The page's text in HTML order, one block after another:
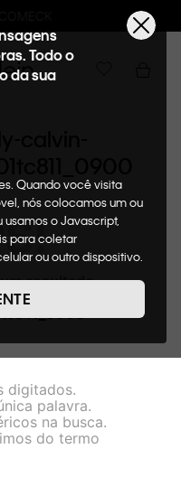
Frete GRÁTIS nas
Todo o
da sua
Quando você visita
nós colocamos um ou
o Javascript,
para coletar
ou outro dispositivo.
usaremos e quais
os dados
você visita nosso site,
do site, incluindo,
um item em nossa
sobre o nosso aviso de
calvin-
resultado
lily-calvin-
"
digitados.
palavra.
na busca.
do termo